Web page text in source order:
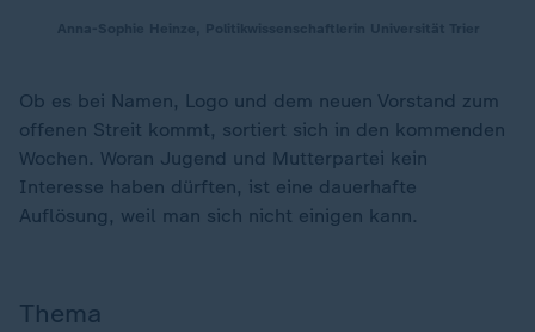
Ob es bei Namen, Logo und dem neuen Vorstand zum
offenen Streit kommt, sortiert sich in den kommenden
Wochen. Woran Jugend und Mutterpartei kein
Interesse haben dürften, ist eine dauerhafte
Auflösung, weil man sich nicht einigen kann.
Thema